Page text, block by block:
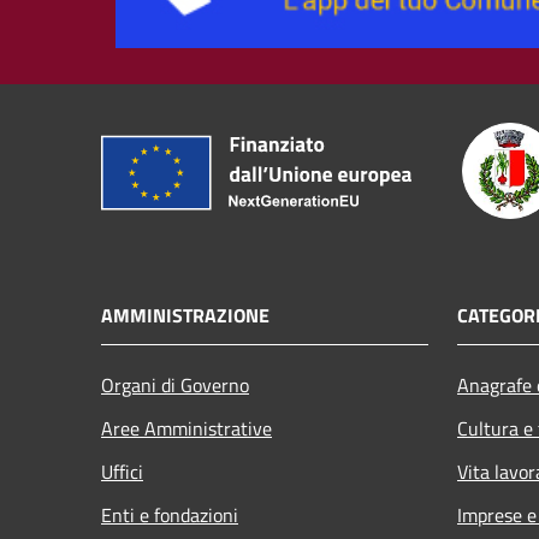
AMMINISTRAZIONE
Organi di Governo
Aree Amministrative
Uffici
Enti e fondazioni
Cultura
Vita
Imprese